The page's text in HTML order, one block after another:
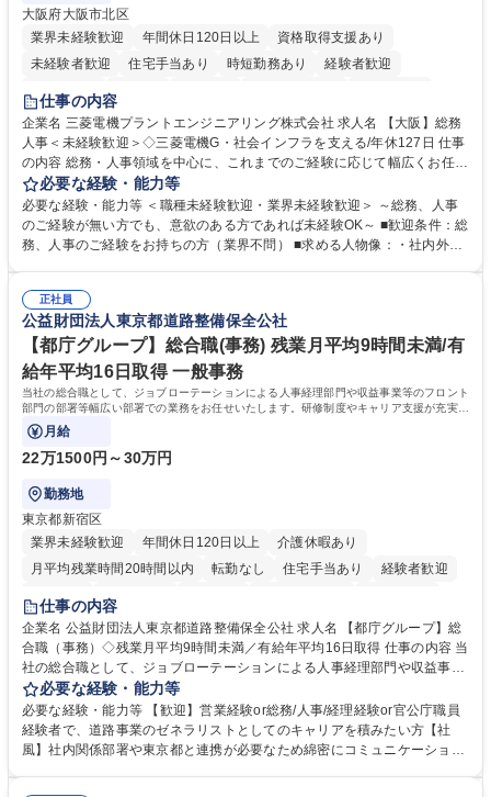
大阪府大阪市北区
業界未経験歓迎
年間休日120日以上
資格取得支援あり
未経験者歓迎
住宅手当あり 時短勤務あり
経験者歓迎
退職金あり
駅近5分以内
土日祝休み 服装自由 寮・社宅あり 食事補助あり
仕事の内容
企業名 三菱電機プラントエンジニアリング株式会社 求人名 【大阪】総務
人事＜未経験歓迎＞◇三菱電機G・社会インフラを支える/年休127日 仕事
の内容 総務・人事領域を中心に、これまでのご経験に応じて幅広くお任せ
します。 ＜具体的には＞ ・総務/人事労務（給与・社保・勤怠管理など）
・採用・教育研修 ・福利厚生運用 など ※基本的には事務所勤務ですが、
採用や教育等の業務内容により、関西圏以外への日帰り・宿泊を伴う国内
出張もございます。 ※担当業務を持ちつつ、お互いに助け合いながら、総
必要な経験・能力等
必要な経験・能力等 ＜職種未経験歓迎・業界未経験歓迎＞ ～総務、人事
のご経験が無い方でも、意欲のある方であれば未経験OK～ ■歓迎条件：総
務、人事のご経験をお持ちの方（業界不問） ■求める人物像：・社内外の
正社員
公益財団法人東京都道路整備保全公社
【都庁グループ】総合職(事務) 残業月平均9時間未満/有
給年平均16日取得 一般事務
当社の総合職として、ジョブローテーションによる人事経理部門や収益事業等のフロント
部門の部署等幅広い部署での業務をお任せいたします。研修制度やキャリア支援が充実し
ております！ ※下記業務詳細
月給
22万1500円～30万円
勤務地
東京都新宿区
業界未経験歓迎
年間休日120日以上
介護休暇あり
月平均残業時間20時間以内
転勤なし 住宅手当あり
経験者歓迎
研修あり
退職金あり
駅近5分以内
資格取得手当あり 食事補助あり
仕事の内容
企業名 公益財団法人東京都道路整備保全公社 求人名 【都庁グループ】総
合職（事務）◇残業月平均9時間未満／有給年平均16日取得 仕事の内容 当
社の総合職として、ジョブローテーションによる人事経理部門や収益事業
等のフロント部門の部署等幅広い部署での業務をお任せいたします。研修
制度やキャリア支援が充実しております！ ※下記業務詳細 【業務詳細】■
管理部門：広報、人事、経理など当公社の運営に係る管理業務 ■収益部
門：駐車場の新規開拓、管理運営、新宿駅西口広場の「イベントコーナ
必要な経験・能力等
必要な経験・能力等 【歓迎】営業経験or総務/人事/経理経験or官公庁職員
経験者で、道路事業のゼネラリストとしてのキャリアを積みたい方【社
風】社内関係部署や東京都と連携が必要なため綿密にコミュニケーション